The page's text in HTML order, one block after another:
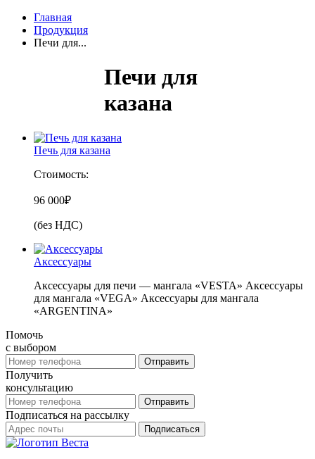
Главная
Продукция
Печи для...
Печи для
казана
Печь для казана
Стоимость:
96 000₽
(без НДС)
Аксессуары
Аксессуары для печи — мангала «VESTA» Аксессуары
для мангала «VEGA» Аксессуары для мангала
«ARGENTINA»
Помочь
с выбором
Получить
консультацию
Подписаться на рассылку